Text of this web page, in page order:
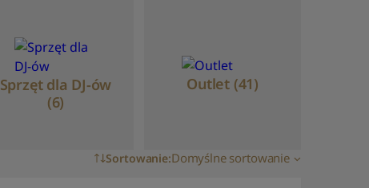
Sprzęt dla DJ-ów
(6)
Outlet (41)
Sortowanie:Domyślne sortowanie